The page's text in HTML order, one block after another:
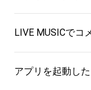
LIVE MUSICでコ
アプリを起動し